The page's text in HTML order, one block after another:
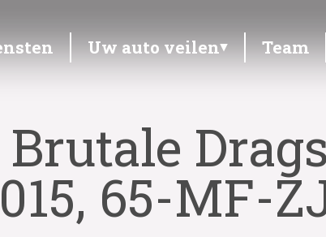
Uw auto veilen Team
65-MF-